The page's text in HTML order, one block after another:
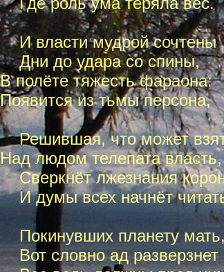
И власти мудрой сочтены
Дни до удара со спины,
В полёте тяжесть фараона:
Появится из тьмы персона,
Решившая, что может
Над людом телепата власть,
Сверкнёт лжезнания
И думы всех начнёт
Покинувших планету мать,
Вот словно ад разверзнет